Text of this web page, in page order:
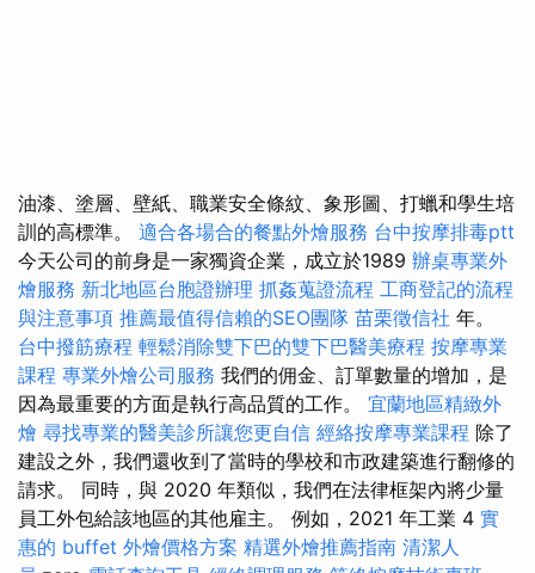
油漆、塗層、壁紙、職業安全條紋、象形圖、打蠟和學生培
訓的高標準。 適合各場合的餐點外燴服務 台中按摩排毒ptt
今天公司的前身是一家獨資企業，成立於1989 辦桌專業外
燴服務 新北地區台胞證辦理 抓姦蒐證流程 工商登記的流程
與注意事項 推薦最值得信賴的SEO團隊 苗栗徵信社 年。
台中撥筋療程 輕鬆消除雙下巴的雙下巴醫美療程 按摩專業
課程 專業外燴公司服務 我們的佣金、訂單數量的增加，是
因為最重要的方面是執行高品質的工作。 宜蘭地區精緻外
燴 尋找專業的醫美診所讓您更自信 經絡按摩專業課程 除了
建設之外，我們還收到了當時的學校和市政建築進行翻修的
請求。 同時，與 2020 年類似，我們在法律框架內將少量
員工外包給該地區的其他雇主。 例如，2021 年工業 4 實
惠的 buffet 外燴價格方案 精選外燴推薦指南 清潔人